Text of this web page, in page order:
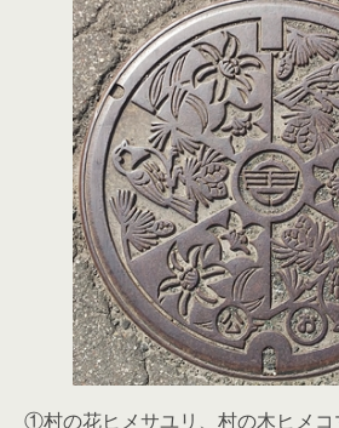
①村の花ヒメサユリ、村の木ヒメ